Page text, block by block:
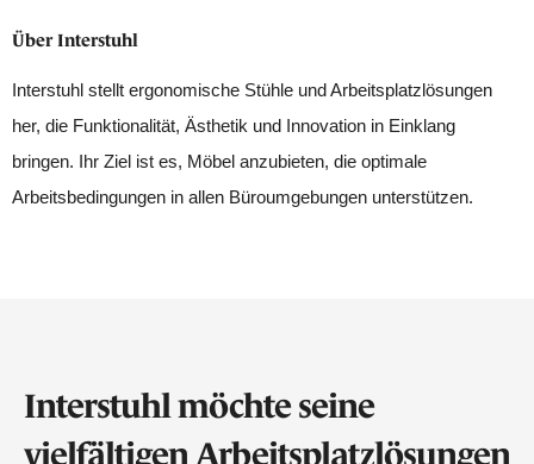
Über Interstuhl
Interstuhl stellt ergonomische Stühle und Arbeitsplatzlösungen
her, die Funktionalität, Ästhetik und Innovation in Einklang
bringen. Ihr Ziel ist es, Möbel anzubieten, die optimale
Arbeitsbedingungen in allen Büroumgebungen unterstützen.
Interstuhl möchte seine
vielfältigen Arbeitsplatzlösungen